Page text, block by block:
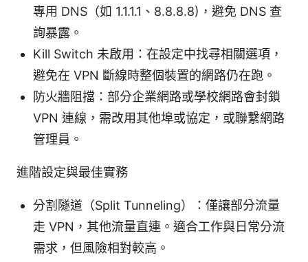
專用 DNS（如 1.1.1.1、8.8.8.8)，避免 DNS 查
詢暴露。
Kill Switch 未啟用：在設定中找尋相關選項，
避免在 VPN 斷線時整個裝置的網路仍在跑。
防火牆阻擋：部分企業網路或學校網路會封鎖
VPN 連線，需改用其他埠或協定，或聯繫網路
管理員。
進階設定與最佳實務
分割隧道（Split Tunneling）：僅讓部分流量
走 VPN，其他流量直連。適合工作與日常分流
需求，但風險相對較高。